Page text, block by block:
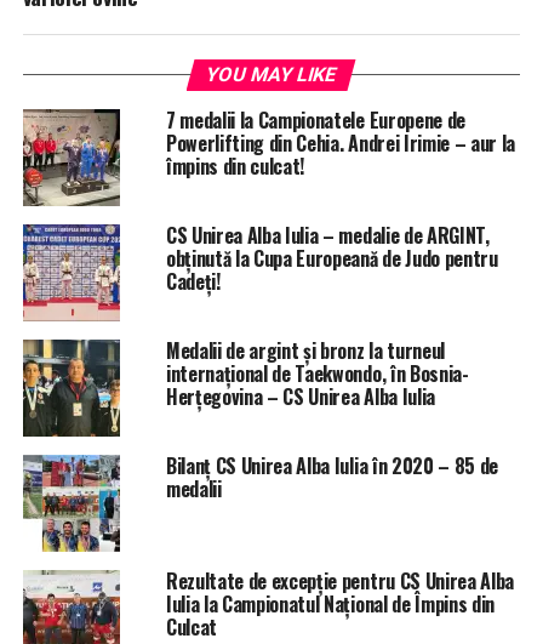
YOU MAY LIKE
7 medalii la Campionatele Europene de
Powerlifting din Cehia. Andrei Irimie – aur la
împins din culcat!
CS Unirea Alba Iulia – medalie de ARGINT,
obținută la Cupa Europeană de Judo pentru
Cadeți!
Medalii de argint și bronz la turneul
internațional de Taekwondo, în Bosnia-
Herțegovina – CS Unirea Alba Iulia
Bilanț CS Unirea Alba Iulia în 2020 – 85 de
medalii
Rezultate de excepție pentru CS Unirea Alba
Iulia la Campionatul Național de Împins din
Culcat